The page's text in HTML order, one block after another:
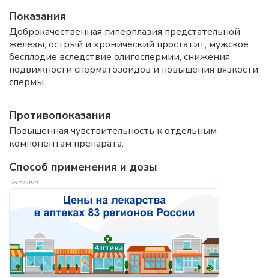
Показания
Доброкачественная гиперплазия предстательной
железы, острый и хронический простатит, мужское
бесплодие вследствие олигоспермии, снижения
подвижности сперматозоидов и повышения вязкости
спермы.
Противопоказания
Повышенная чувствительность к отдельным
компонентам препарата.
Способ применения и дозы
Реклама